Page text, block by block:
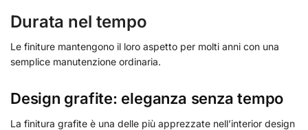
Durata nel tempo
Le finiture mantengono il loro aspetto per molti anni con una
semplice manutenzione ordinaria.
Design grafite: eleganza senza tempo
La finitura grafite è una delle più apprezzate nell’interior design